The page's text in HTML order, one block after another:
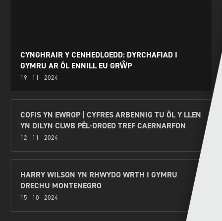
CYNGHRAIR Y CENHEDLOEDD: DYRCHAFIAD I
GYMRU AR ÔL ENNILL EU GRŴP
19 - 11 - 2024
COFIS YN EWROP | CYFRES ARBENNIG TU ÔL Y LLEN
YN DILYN CLWB PÊL-DROED TREF CAERNARFON
12 - 11 - 2024
HARRY WILSON YN RHWYDO WRTH I GYMRU
DRECHU MONTENEGRO
15 - 10 - 2024